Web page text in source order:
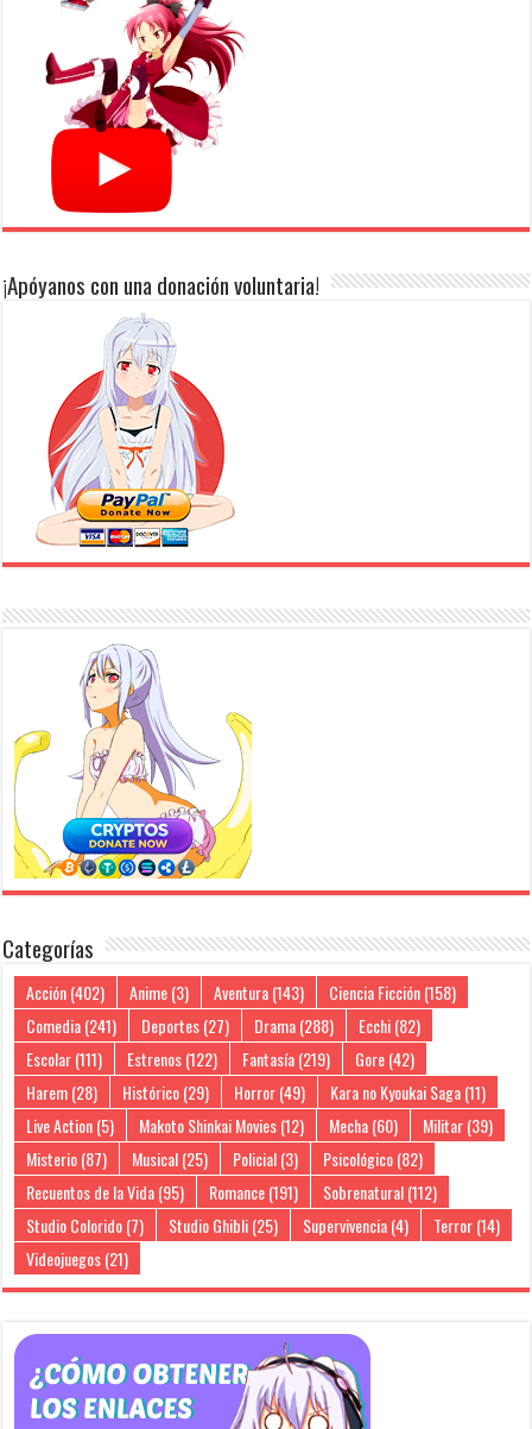
¡Apóyanos con una donación voluntaria!
Categorías
Acción(402) Anime(3) Aventura(143) Ciencia Ficción(158)
Comedia(241) Deportes(27) Drama(288) Ecchi(82)
Escolar(111) Estrenos(122) Fantasía(219) Gore(42)
Harem(28) Histórico(29) Horror(49) Kara no Kyoukai Saga(11)
Live Action(5) Makoto Shinkai Movies(12) Mecha(60) Militar(39)
Misterio(87) Musical(25) Policial(3) Psicológico(82)
Recuentos de la Vida(95) Romance(191) Sobrenatural(112)
Studio Colorido(7) Studio Ghibli(25) Supervivencia(4) Terror(14)
Videojuegos(21)